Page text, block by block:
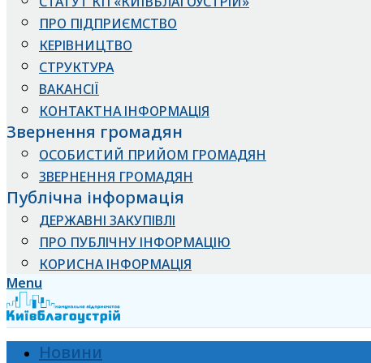
ПРО ПІДПРИЄМСТВО
КЕРІВНИЦТВО
СТРУКТУРА
ВАКАНСІЇ
КОНТАКТНА ІНФОРМАЦІЯ
Звернення громадян
ОСОБИСТИЙ ПРИЙОМ ГРОМАДЯН
ЗВЕРНЕННЯ ГРОМАДЯН
Публічна інформація
ДЕРЖАВНІ ЗАКУПІВЛІ
ПРО ПУБЛІЧНУ ІНФОРМАЦІЮ
КОРИСНА ІНФОРМАЦІЯ
Menu
Новини